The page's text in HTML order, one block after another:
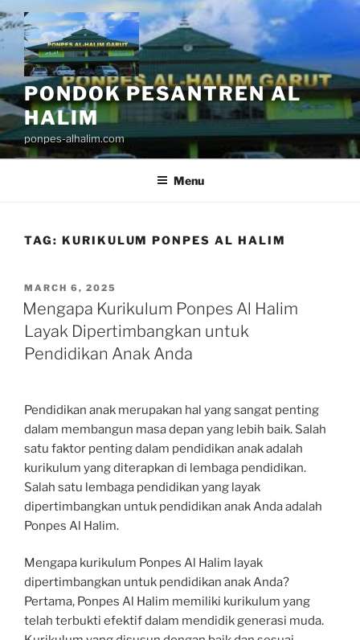
Skip
to
content
PONDOK PESANTREN AL
HALIM
ponpes-alhalim.com
Menu
TAG: KURIKULUM PONPES AL HALIM
POSTED
ON
MARCH 6, 2025
Mengapa Kurikulum Ponpes Al Halim
Layak Dipertimbangkan untuk
Pendidikan Anak Anda
Pendidikan anak merupakan hal yang sangat penting
dalam membangun masa depan yang lebih baik. Salah
satu faktor penting dalam pendidikan anak adalah
kurikulum yang diterapkan di lembaga pendidikan.
Salah satu lembaga pendidikan yang layak
dipertimbangkan untuk pendidikan anak Anda adalah
Ponpes Al Halim.
Mengapa kurikulum Ponpes Al Halim layak
dipertimbangkan untuk pendidikan anak Anda?
Pertama, Ponpes Al Halim memiliki kurikulum yang
telah terbukti efektif dalam mendidik generasi muda.